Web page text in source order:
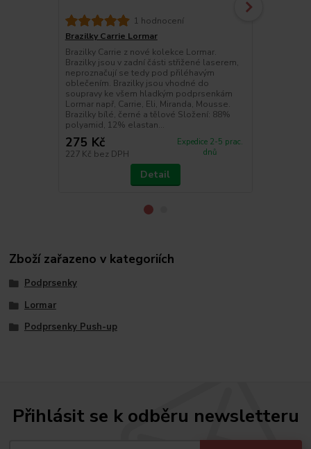
1 hodnocení
Brazilky Carrie Lormar
Brazilky Carrie z nové kolekce Lormar.
Brazilky jsou v zadní části střižené laserem,
neproznačují se tedy pod přiléhavým
oblečením. Brazilky jsou vhodné do
soupravy ke všem hladkým podprsenkám
Lormar např, Carrie, Eli, Miranda, Mousse.
Brazilky bílé, černé a tělové Složení: 88%
polyamid, 12% elastan...
275 Kč
227 Kč bez DPH
Expedice 2-5 prac.
dnů
Detail
Zboží zařazeno v kategoriích
Podprsenky
Lormar
Podprsenky Push-up
Přihlásit se k odběru newsletteru